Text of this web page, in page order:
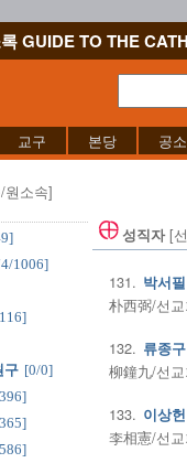
GUIDE TO THE
교구 본당 공소
원소속]
1006]
구 [0/0]
성직자[
131. 박서
朴西弼/선
132. 류종
柳鐘九/선
133. 이상
李相憲/선